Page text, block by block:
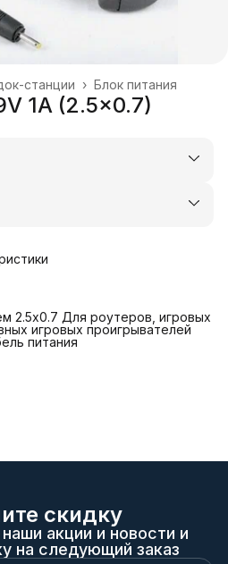
Блок питания
станции ›
›
1A (2.5x0.7)
2.5x0.7 Для роутеров, игровых
игровых проигрывателей
питания
скидку
акции и новости и
на следующий заказ